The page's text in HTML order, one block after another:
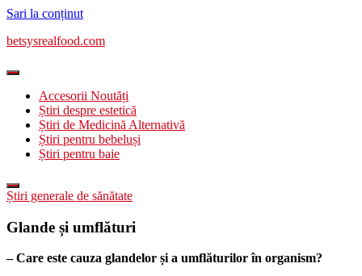
Sari la conținut
betsysrealfood.com
Accesorii Noutăți
Știri despre estetică
Știri de Medicină Alternativă
Știri pentru bebeluși
Știri pentru baie
Știri generale de sănătate
Glande și umflături
– Care este cauza glandelor și a umflăturilor în organism?